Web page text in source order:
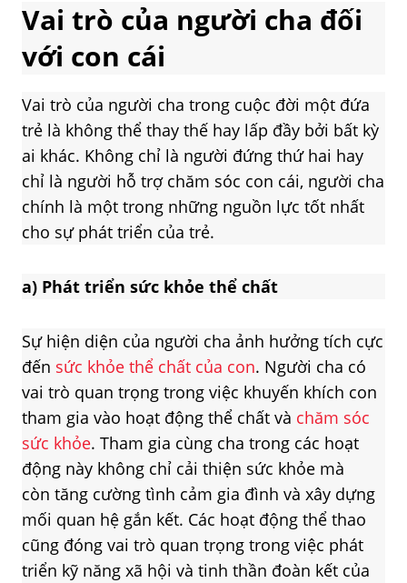
Vai trò của người cha đối
với con cái
Vai trò của người cha trong cuộc đời một đứa
trẻ là không thể thay thế hay lấp đầy bởi bất kỳ
ai khác. Không chỉ là người đứng thứ hai hay
chỉ là người hỗ trợ chăm sóc con cái, người cha
chính là một trong những nguồn lực tốt nhất
cho sự phát triển của trẻ.
a) Phát triển sức khỏe thể chất
Sự hiện diện của người cha ảnh hưởng tích cực
đến sức khỏe thể chất của con. Người cha có
vai trò quan trọng trong việc khuyến khích con
tham gia vào hoạt động thể chất và chăm sóc
sức khỏe. Tham gia cùng cha trong các hoạt
động này không chỉ cải thiện sức khỏe mà
còn tăng cường tình cảm gia đình và xây dựng
mối quan hệ gắn kết. Các hoạt động thể thao
cũng đóng vai trò quan trọng trong việc phát
triển kỹ năng xã hội và tinh thần đoàn kết của